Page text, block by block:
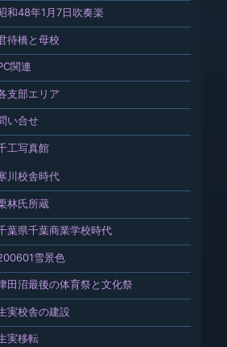
和48年1月7日吹奏楽
待橋と母校
関連
支部エリア
い合せ
工写真館
川校舎時代
林氏所蔵
葉県千葉商業学校時代
雪景色
田沼最後の体育祭と文化祭
実校舎の建設
実移転